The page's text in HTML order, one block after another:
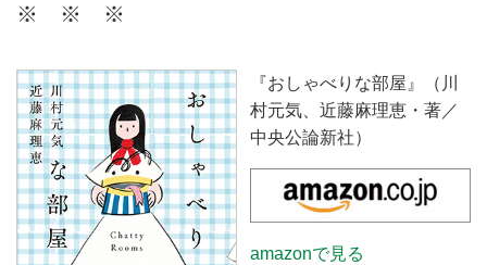
※ ※ ※
『おしゃべりな部屋』（川
村元気、近藤麻理恵・著／
中央公論新社）
amazonで見る